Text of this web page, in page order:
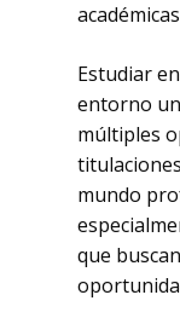
Estudiar
entorno
múltiples
mundo
que